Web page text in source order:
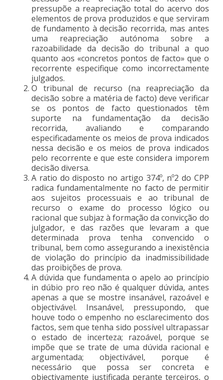
pressupõe a reapreciação total do acervo dos
elementos de prova produzidos e que serviram
de fundamento à decisão recorrida, mas antes
uma reapreciação autónoma sobre a
razoabilidade da decisão do tribunal a quo
quanto aos «concretos pontos de facto» que o
recorrente especifique como incorrectamente
julgados.
O tribunal de recurso (na reapreciação da
decisão sobre a matéria de facto) deve verificar
se os pontos de facto questionados têm
suporte na fundamentação da decisão
recorrida, avaliando e comparando
especificadamente os meios de prova indicados
nessa decisão e os meios de prova indicados
pelo recorrente e que este considera imporem
decisão diversa.
A ratio do disposto no artigo 374º, nº2 do CPP
radica fundamentalmente no facto de permitir
aos sujeitos processuais e ao tribunal de
recurso o exame do processo lógico ou
racional que subjaz à formação da convicção do
julgador, e das razões que levaram a que
determinada prova tenha convencido o
tribunal, bem como assegurando a inexistência
de violação do princípio da inadmissibilidade
das proibições de prova.
A dúvida que fundamenta o apelo ao princípio
in dúbio pro reo não é qualquer dúvida, antes
apenas a que se mostre insanável, razoável e
objectivável. Insanável, pressupondo, que
houve todo o empenho no esclarecimento dos
factos, sem que tenha sido possível ultrapassar
o estado de incerteza; razoável, porque se
impõe que se trate de uma dúvida racional e
argumentada; objectivável, porque é
necessário que possa ser concreta e
objectivamente justificada perante terceiros, o